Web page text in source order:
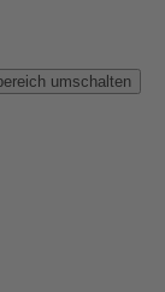
umschalten